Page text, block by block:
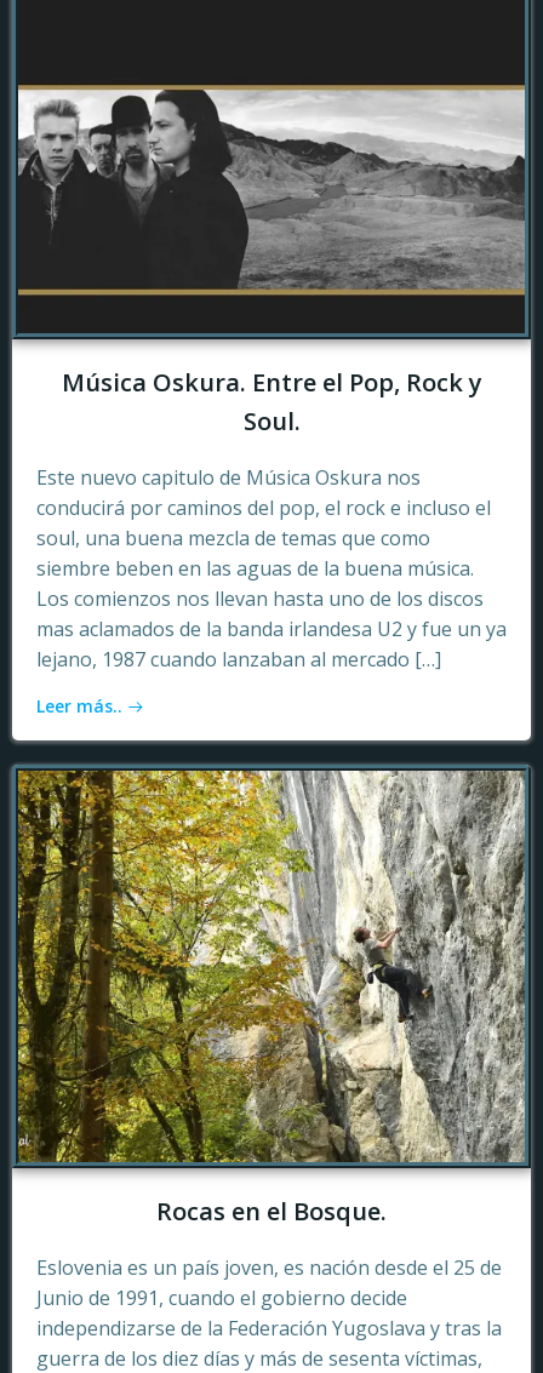
Música Oskura. Entre el Pop, Rock y
Soul.
Este nuevo capitulo de Música Oskura nos
conducirá por caminos del pop, el rock e incluso el
soul, una buena mezcla de temas que como
siembre beben en las aguas de la buena música.
Los comienzos nos llevan hasta uno de los discos
mas aclamados de la banda irlandesa U2 y fue un ya
lejano, 1987 cuando lanzaban al mercado […]
Leer más..
Rocas en el Bosque.
Eslovenia es un país joven, es nación desde el 25 de
Junio de 1991, cuando el gobierno decide
independizarse de la Federación Yugoslava y tras la
guerra de los diez días y más de sesenta víctimas,